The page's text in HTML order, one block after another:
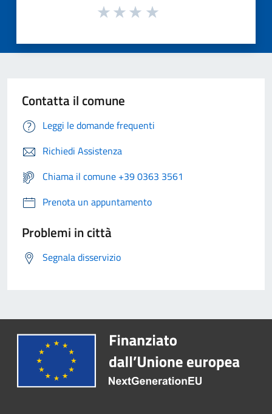
Contatta il comune
Leggi le domande frequenti
Richiedi Assistenza
Chiama il comune +39 0363 3561
Prenota un appuntamento
Problemi in città
Segnala disservizio